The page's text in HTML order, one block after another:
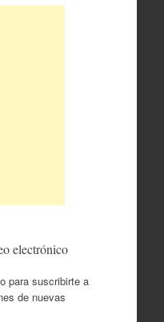
electrónico
para suscribirte a
de nuevas